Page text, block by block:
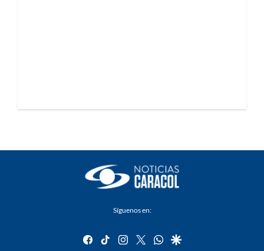
Síguenos en:
facebook
tiktok instagram
twitterwhatsapp
google